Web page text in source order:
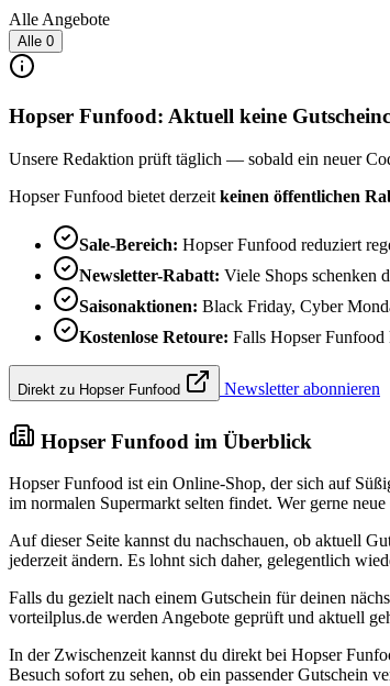
Alle Angebote
Alle 0
Hopser Funfood: Aktuell keine
Unsere Redaktion prüft täglich — sobald ein neuer
Hopser Funfood bietet derzeit keinen öffentlichen
Sale-Bereich: Hopser Funfood reduziert
Newsletter-Rabatt: Viele Shops schenken
Saisonaktionen: Black Friday, Cyber
Kostenlose Retoure: Falls Hopser
Direkt zu Hopser Funfood Newsletter abonnieren
Hopser Funfood im Überblick
Hopser Funfood ist ein Online-Shop, der sich auf
im normalen Supermarkt selten findet. Wer gerne
Auf dieser Seite kannst du nachschauen, ob aktuell
jederzeit ändern. Es lohnt sich daher, gelegentlich
Falls du gezielt nach einem Gutschein für deinen
vorteilplus.de werden Angebote geprüft und aktuell
In der Zwischenzeit kannst du direkt bei Hopser
Besuch sofort zu sehen, ob ein passender Gutschein